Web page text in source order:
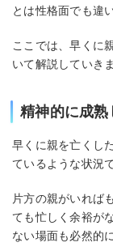
とは性格面でも違
ここでは、早くに
いて解説していき
精神的に成熟
早くに親を亡くし
ているような状況
片方の親がいれば
ても忙しく余裕が
ない場面も必然的